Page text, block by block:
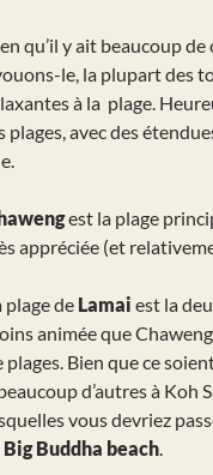
qu’il y ait beaucoup
le, la plupart des
à la plage.
plages, avec des
est la plage
appréciée (et
plage de Lamai est la
animée que
plages. Bien que ce
d’autres à Koh
vous devriez
Big Buddha beach.